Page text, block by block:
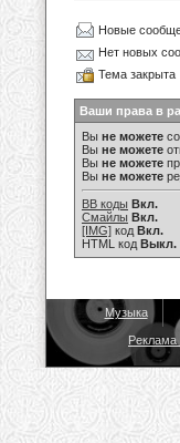
Новые
Нет новых
Тема закрыта
Ваши права в
Вы не можете
Вы не можете
Вы не можете
Вы не можете
BB коды Вкл.
Смайлы Вкл.
[IMG] код Вкл.
HTML код Выкл.
Музыка
Реклама